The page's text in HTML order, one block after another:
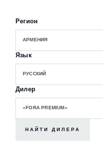
Регион
АРМЕНИЯ
Язык
РУССКИЙ
Дилер
«FORA PREMIUM»
НАЙТИ ДИЛЕРА